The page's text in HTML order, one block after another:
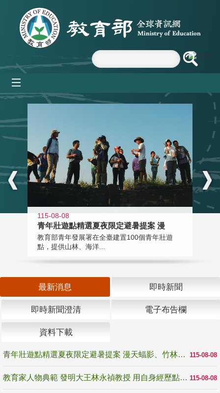
跳到主要內容區塊
:::
115-08-08
青年壯遊點精選夏夜限定避暑提案 漫
教育部青年發展署在全臺建置100個青年壯遊
點，提供山林、海洋...
最新消息 即時新聞
即時新聞澄清 電子布告欄
資料下載
115-08-08
青年壯遊點精選夏夜限定避暑提案 漫天蝠影、竹林尋蛙、茶香夜觀 邀青年暮色出發
115-08-08
教育家人物典範 發明大王林永禎教授 用自身經歷點亮學生的路